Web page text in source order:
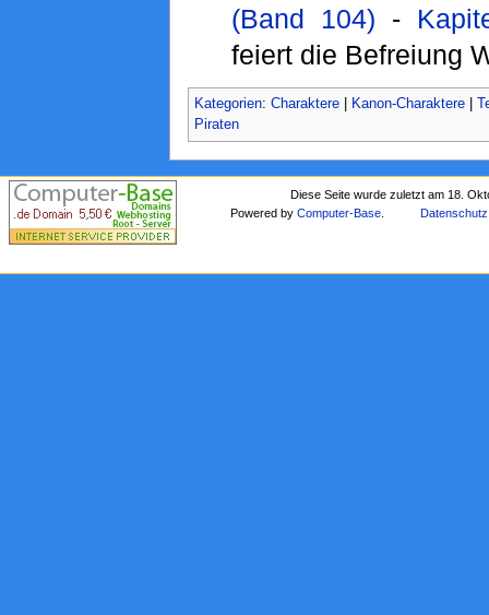
(Band 104) -
feiert die Befreiung
Kategorien: Charaktere| Kanon-Charaktere|
Piraten
Diese Seite wurde zuletzt am 18.
Powered byComputer-Base Datenschutz